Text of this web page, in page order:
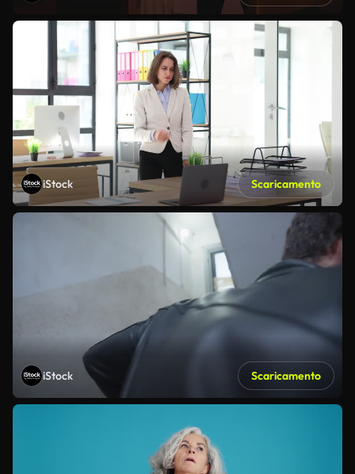
iStock Scaricamento
iStock Scaricamento